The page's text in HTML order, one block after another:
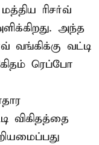
ரிசர்வ்
அந்த
வங்கிக்கு வட்டி
ரெப்போ
விகிதத்தை